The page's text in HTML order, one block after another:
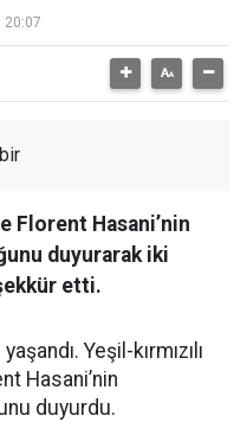
20:07
Florent Hasani’nin
duyurarak iki
etti.
Yeşil-kırmızılı
Hasani’nin
duyurdu.